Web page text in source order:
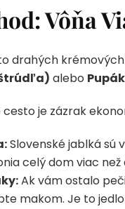
Vôňa
drahých
alebo
cesto je zázrak
Slovenské jablká sú
celý dom viac
Ak vám ostalo
makom. Je to